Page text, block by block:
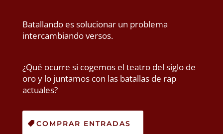
Batallando es solucionar un problema
intercambiando versos.
¿Qué ocurre si cogemos el teatro del siglo de
oro y lo juntamos con las batallas de rap
actuales?
COMPRAR ENTRADAS